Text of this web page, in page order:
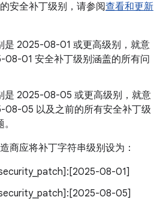
安全补丁级别，请参阅查看和更新
是 2025-08-01 或更高级别，就意
08-01 安全补丁级别涵盖的所有问
是 2025-08-05 或更高级别，就意
08-05 以及之前的所有安全补丁级
商应将补丁字符串级别设为：
08-01]
08-05]